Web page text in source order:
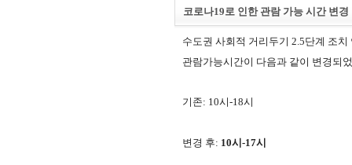
코로나19로 인한 관람 가능 시간 변경
수도권 사회적 거리두기 2.5단계 조
관람가능시간이 다음과 같이 변경되
기존: 10시-18시
변경 후: 10시-17시